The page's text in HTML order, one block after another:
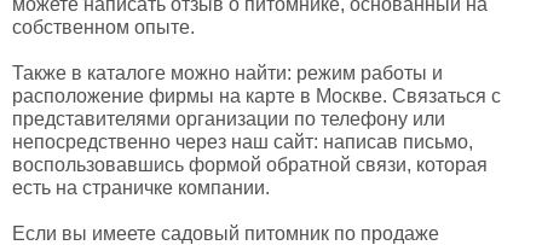
можете написать отзыв о питомнике, основанный на
собственном опыте.
Также в каталоге можно найти: режим работы и
расположение фирмы на карте в Москве. Связаться с
представителями организации по телефону или
непосредственно через наш сайт: написав письмо,
воспользовавшись формой обратной связи, которая
есть на страничке компании.
Если вы имеете садовый питомник по продаже